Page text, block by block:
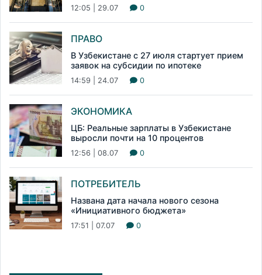
12:05 | 29.07 0
ПРАВО
В Узбекистане с 27 июля стартует прием
заявок на субсидии по ипотеке
14:59 | 24.07 0
ЭКОНОМИКА
ЦБ: Реальные зарплаты в Узбекистане
выросли почти на 10 процентов
12:56 | 08.07 0
ПОТРЕБИТЕЛЬ
Названа дата начала нового сезона
«Инициативного бюджета»
17:51 | 07.07 0